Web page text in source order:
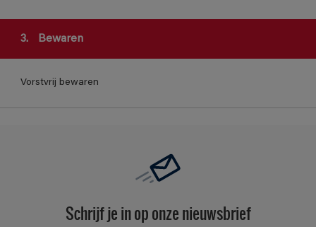
3. Bewaren
Vorstvrij bewaren
Schrijf je in op onze nieuwsbrief